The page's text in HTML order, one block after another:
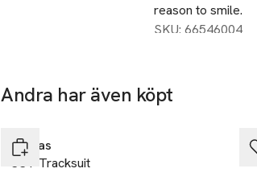
reason to smile.
SKU: 66546004
Andra har även köpt
Adidas
SST Tracksuit